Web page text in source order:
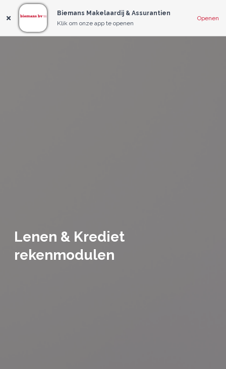
Biemans Makelaardij & Assurantien
Klik om onze app te openen
Openen
Lenen & Krediet
rekenmodulen